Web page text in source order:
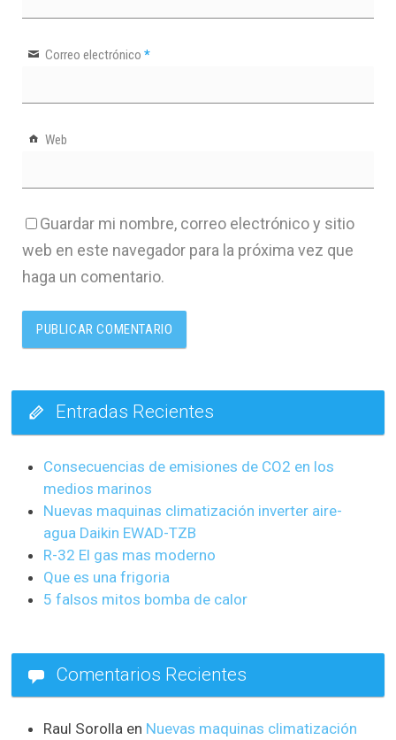
Correo electrónico *
Web
Guardar mi nombre, correo electrónico y sitio
web en este navegador para la próxima vez que
haga un comentario.
Entradas Recientes
Consecuencias de emisiones de CO2 en los
medios marinos
Nuevas maquinas climatización inverter aire-
agua Daikin EWAD-TZB
R-32 El gas mas moderno
Que es una frigoria
5 falsos mitos bomba de calor
Comentarios Recientes
Raul Sorolla en Nuevas maquinas climatización